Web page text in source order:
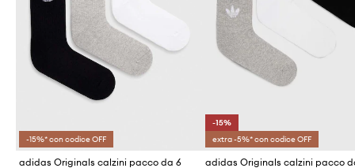
-15%* con codice OFF
adidas Originals calzini pacco da 6
-15%
extra -5%* con codice OFF
adidas Originals calzini pacco